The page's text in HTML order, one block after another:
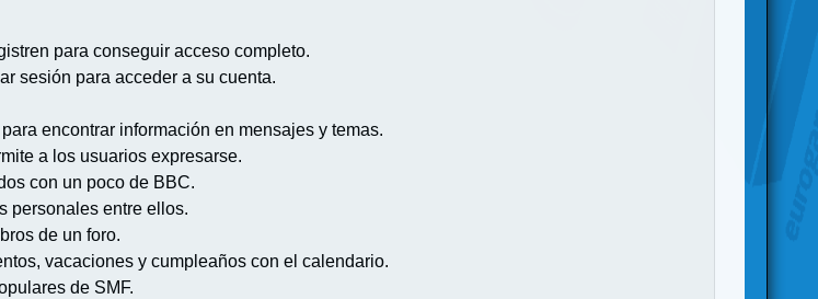
para conseguir acceso completo.
sesión para acceder a su cuenta.
encontrar información en mensajes y temas.
a los usuarios expresarse.
con un poco de BBC.
personales entre ellos.
de un foro.
vacaciones y cumpleaños con el calendario.
de SMF.